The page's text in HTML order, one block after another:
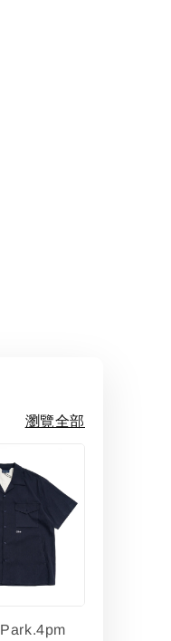
瀏覽全部